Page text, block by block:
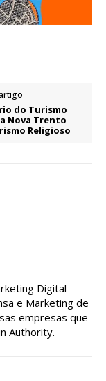
do Turismo
Nova Trento
Religioso
Digital
e Marketing de
empresas que
Authority.